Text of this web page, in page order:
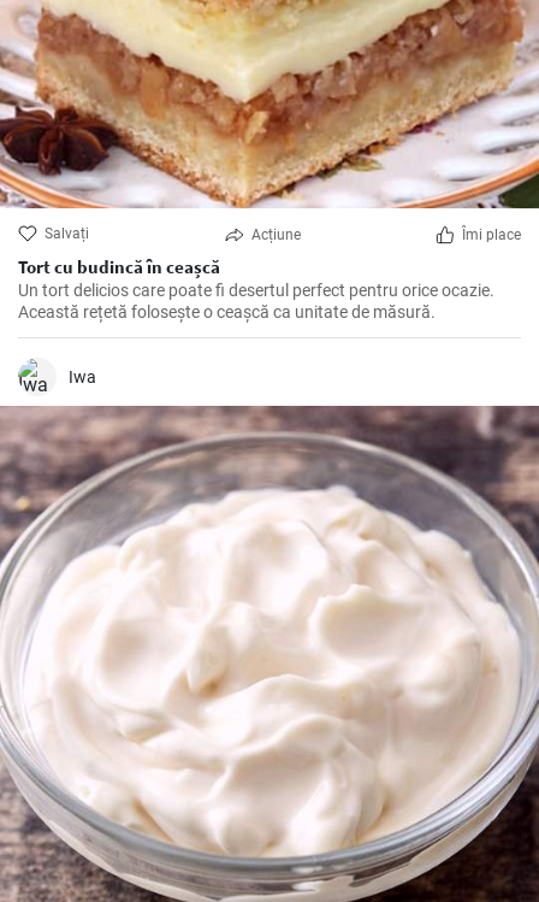
Salvați Acțiune Îmi place
Tort cu budincă în ceașcă
Un tort delicios care poate fi desertul perfect pentru orice ocazie.
Această rețetă folosește o ceașcă ca unitate de măsură.
Iwa